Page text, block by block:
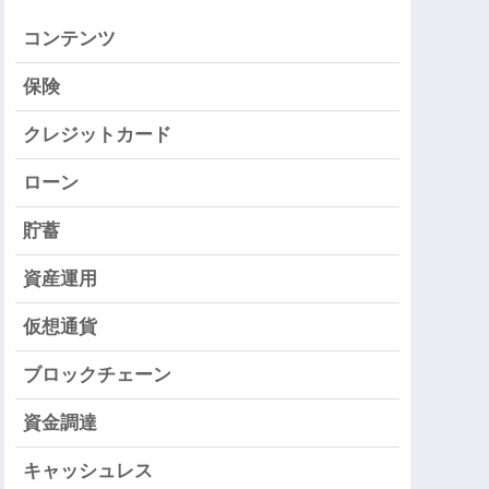
コンテンツ
保険
クレジットカード
ローン
貯蓄
資産運用
仮想通貨
ブロックチェーン
資金調達
キャッシュレス